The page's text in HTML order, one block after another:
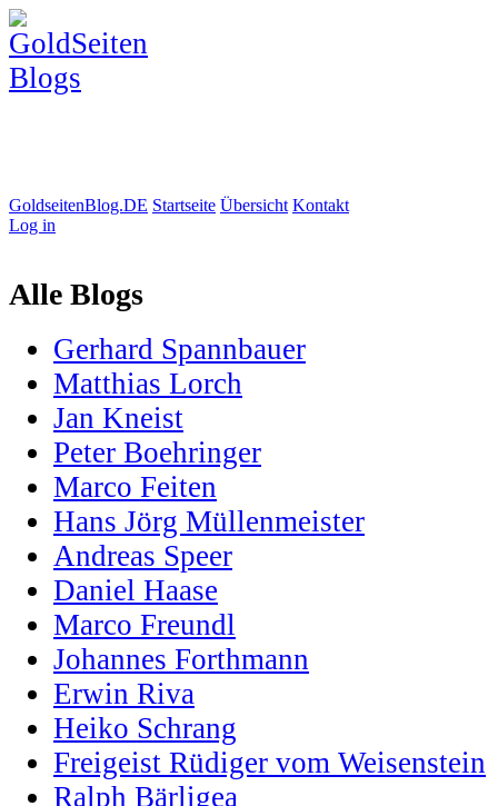
GoldseitenBlog.DE Startseite Übersicht Kontakt
Log in
Alle Blogs
Gerhard Spannbauer
Matthias Lorch
Jan Kneist
Peter Boehringer
Marco Feiten
Hans Jörg Müllenmeister
Andreas Speer
Daniel Haase
Marco Freundl
Johannes Forthmann
Erwin Riva
Heiko Schrang
Freigeist Rüdiger vom Weisenstein
Ralph Bärligea